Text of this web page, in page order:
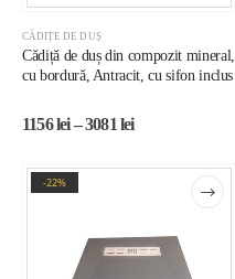
CĂDIȚE DE DUȘ
Cădiță de duș din compozit mineral,
cu bordură, Antracit, cu sifon inclus
1156lei–3081 lei
-22%